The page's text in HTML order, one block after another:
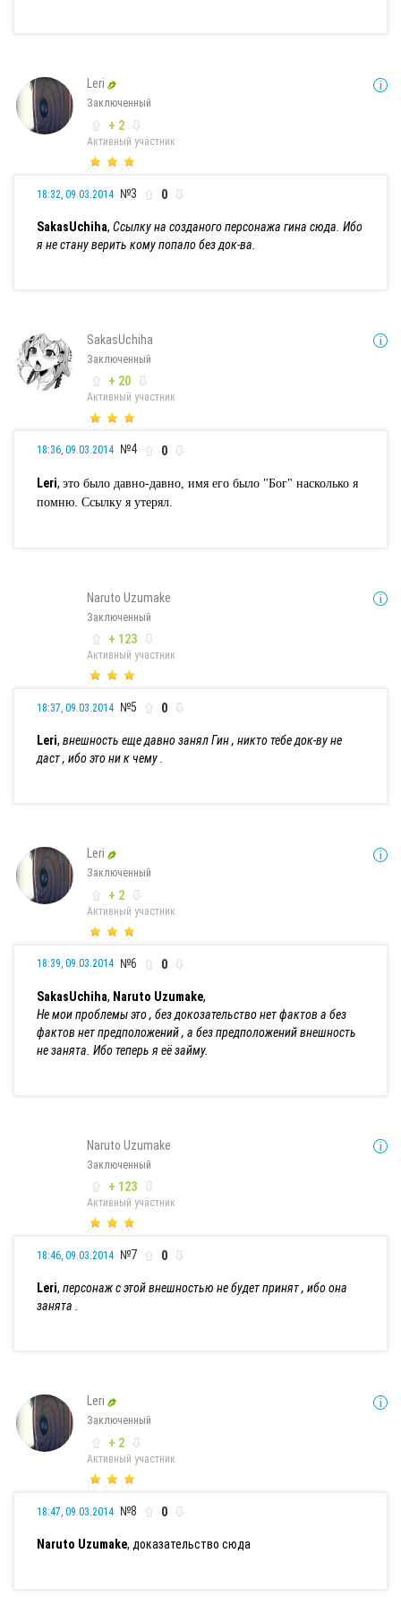
Leri
Заключенный
+ 2
Активный участник
18:32, 09.03.2014 №3 0
SakasUchiha, Ссылку на созданого персонажа гина сюда. Ибо
я не стану верить кому попало без док-ва.
SakasUchiha
Заключенный
+ 20
Активный участник
18:36, 09.03.2014 №4 0
Leri, это было давно-давно, имя его было "Бог" насколько я
помню. Ссылку я утерял.
Naruto Uzumake
Заключенный
+ 123
Активный участник
18:37, 09.03.2014 №5 0
Leri, внешность еще давно занял Гин , никто тебе док-ву не
даст , ибо это ни к чему .
Leri
Заключенный
+ 2
Активный участник
18:39, 09.03.2014 №6 0
SakasUchiha, Naruto Uzumake,
Не мои проблемы это , без докозательство нет фактов а без
фактов нет предположений , а без предположений внешность
не занята. Ибо теперь я её займу.
Naruto Uzumake
Заключенный
+ 123
Активный участник
18:46, 09.03.2014 №7 0
Leri, персонаж с этой внешностью не будет принят , ибо она
занята .
Leri
Заключенный
+ 2
Активный участник
18:47, 09.03.2014 №8 0
Naruto Uzumake, доказательство сюда